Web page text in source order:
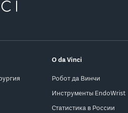
О da Vinci
Робот да Винчи
Инструменты EndoWrist
Статистика в России